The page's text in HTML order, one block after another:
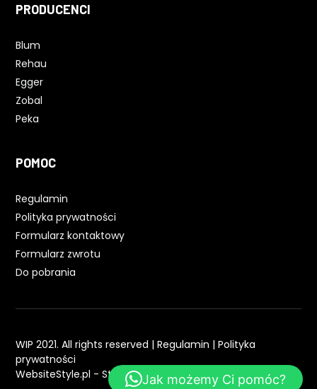
PRODUCENCI
Blum
Rehau
Egger
Zobal
Peka
POMOC
Regulamin
Polityka prywatności
Formularz kontaktowy
Formularz zwrotu
Do pobrania
WIP 2021. All rights reserved |Regulamin |Polityka
prywatności
WebsiteStyle.pl - Strony WWWJak możemy Ci pomóc?